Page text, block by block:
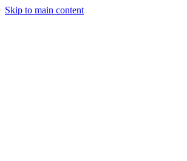
Skip to main content